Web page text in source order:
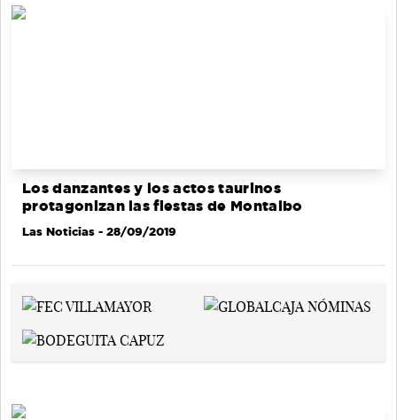
Los danzantes y los actos taurinos
protagonizan las fiestas de Montalbo
Las Noticias - 28/09/2019